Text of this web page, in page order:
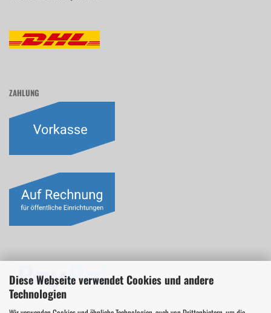
Diese Webseite verwendet Cookies und andere
Technologien
ZAHLUNG